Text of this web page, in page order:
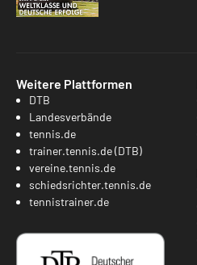
Weitere Plattformen
DTB
Landesverbände
tennis.de
trainer.tennis.de (DTB)
vereine.tennis.de
schiedsrichter.tennis.de
tennistrainer.de